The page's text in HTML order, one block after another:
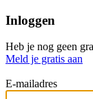
Inloggen
Heb je nog geen
Meld je gratis aan
E-mailadres